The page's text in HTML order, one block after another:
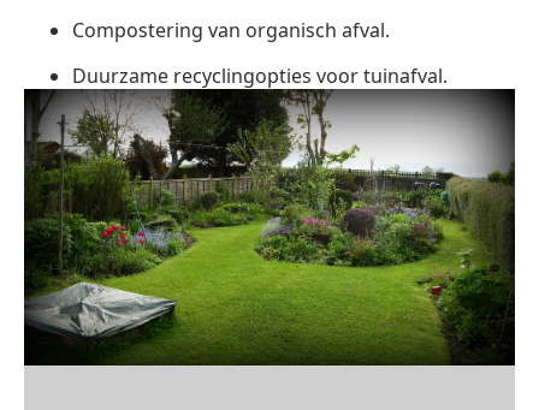
Compostering van organisch afval.
Duurzame recyclingopties voor tuinafval.